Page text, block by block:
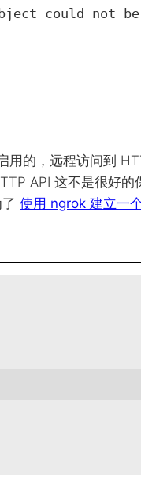
用的，远程访问到
API 这不是很好的
使用 ngrok 建立一